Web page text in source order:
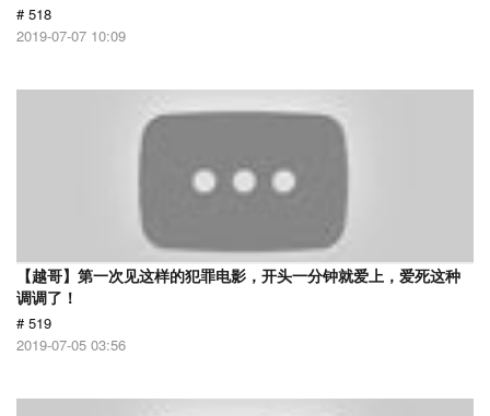
# 518
2019-07-07 10:09
【越哥】第一次见这样的犯罪电影，开头一分钟就爱上，爱死这种
调调了！
# 519
2019-07-05 03:56